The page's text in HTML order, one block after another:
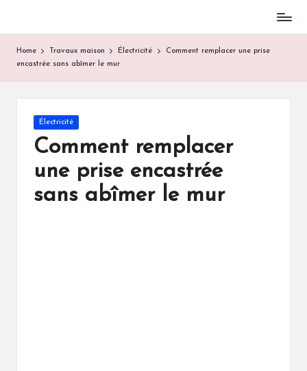
content
Home Travaux maison Électricité
Comment remplacer une prise
encastrée sans abîmer le mur
Posted
Électricité
Comment remplacer
une prise encastrée
sans abîmer le mur